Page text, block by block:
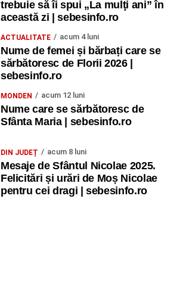
trebuie să îi spui „La mulţi ani” în
această zi | sebesinfo.ro
ACTUALITATE acum 4 luni
Nume de femei și bărbați care se
sărbătoresc de Florii 2026 |
sebesinfo.ro
MONDEN acum 12 luni
Nume care se sărbătoresc de
Sfânta Maria | sebesinfo.ro
DIN JUDEȚ acum 8 luni
Mesaje de Sfântul Nicolae 2025.
Felicitări și urări de Moș Nicolae
pentru cei dragi | sebesinfo.ro